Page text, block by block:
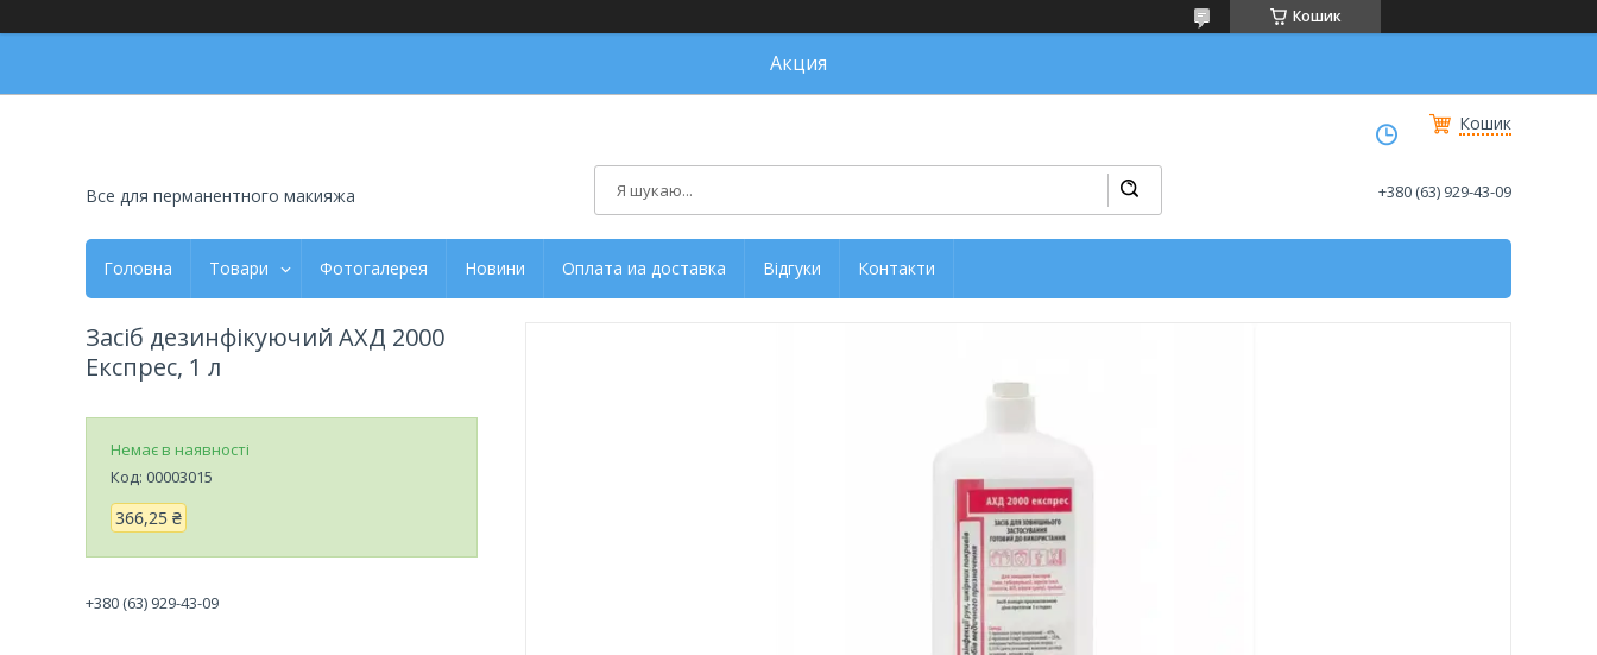
Кошик
Акция
Кошик
Все для перманентного макияжа +380 (63) 929-43-09
Головна Товари Фотогалерея Новини Оплата иа доставка Відгуки Контакти
Засіб дезинфікуючий АХД 2000
Експрес, 1 л
Немає в наявності
Код: 00003015
366,25 ₴
+380 (63) 929-43-09